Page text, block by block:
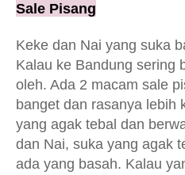
Sale Pisang
Keke dan Nai yang suka
Kalau ke Bandung sering
oleh. Ada 2 macam sale
banget dan rasanya lebih
yang agak tebal dan
dan Nai, suka yang agak
ada yang basah. Kalau